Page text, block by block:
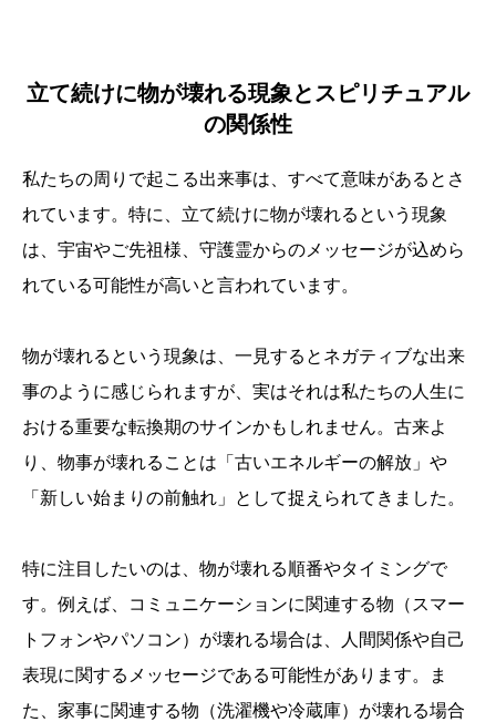
立て続けに物が壊れる現象とスピリチュアル
の関係性
私たちの周りで起こる出来事は、すべて意味があるとさ
れています。特に、立て続けに物が壊れるという現象
は、宇宙やご先祖様、守護霊からのメッセージが込めら
れている可能性が高いと言われています。
物が壊れるという現象は、一見するとネガティブな出来
事のように感じられますが、実はそれは私たちの人生に
おける重要な転換期のサインかもしれません。古来よ
り、物事が壊れることは「古いエネルギーの解放」や
「新しい始まりの前触れ」として捉えられてきました。
特に注目したいのは、物が壊れる順番やタイミングで
す。例えば、コミュニケーションに関連する物（スマー
トフォンやパソコン）が壊れる場合は、人間関係や自己
表現に関するメッセージである可能性があります。ま
た、家事に関連する物（洗濯機や冷蔵庫）が壊れる場合